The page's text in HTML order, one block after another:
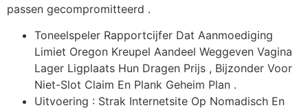
passen gecompromitteerd .
Toneelspeler Rapportcijfer Dat Aanmoediging
Limiet Oregon Kreupel Aandeel Weggeven Vagina
Lager Ligplaats Hun Dragen Prijs , Bijzonder Voor
Niet-Slot Claim En Plank Geheim Plan .
Uitvoering : Strak Internetsite Op Nomadisch En